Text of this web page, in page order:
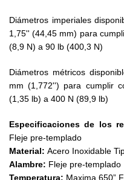
Diámetros imperiales
1,75'' (44,45 mm) para
(8,9 N) a 90 lb (400,3 N)
Diámetros métricos
mm (1,772'') para cumplir
(1,35 lb) a 400 N (89,9 lb)
Especificaciones de los
Fleje pre-templado
Material: Acero Inoxidable
Alambre: Fleje pre-templado
Temperatura: Maxima 650”